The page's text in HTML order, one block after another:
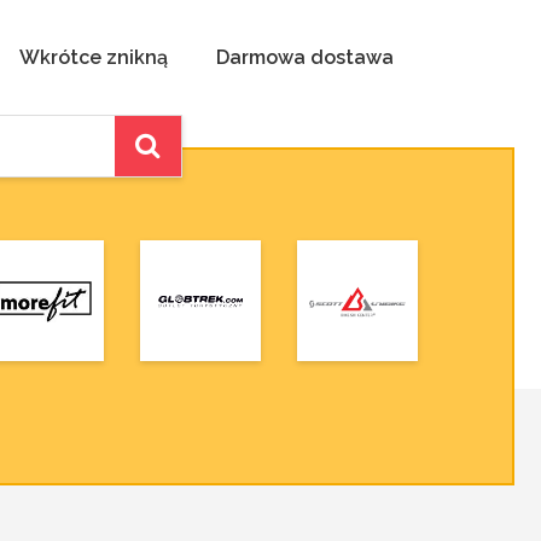
Wkrótce znikną Darmowa dostawa